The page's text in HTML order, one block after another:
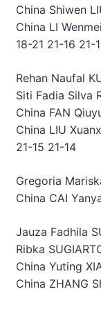
China Shiwen
China LI Wenmei
18-21 21-16 21-
Rehan Naufal
Siti Fadia Silva
China FAN
China LIU
21-15 21-14
Gregoria
China CAI
Jauza Fadhila
Ribka
China Yuting
China ZHANG